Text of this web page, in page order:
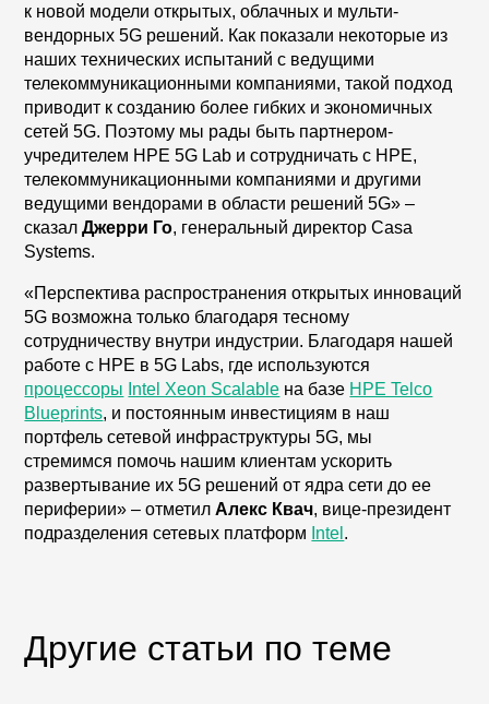
к новой модели открытых, облачных и мульти-
вендорных 5G решений. Как показали некоторые из
наших технических испытаний с ведущими
телекоммуникационными компаниями, такой подход
приводит к созданию более гибких и экономичных
сетей 5G. Поэтому мы рады быть партнером-
учредителем HPE 5G Lab и сотрудничать с HPE,
телекоммуникационными компаниями и другими
ведущими вендорами в области решений 5G» –
сказалДжерри Го, генеральный директор Casa
Systems.
«Перспектива распространения открытых инноваций
5G возможна только благодаря тесному
сотрудничеству внутри индустрии. Благодаря нашей
работе с HPE в 5G Labs, где используются
процессоры Intel Xeon Scalable на базе HPE Telco
Blueprints, и постоянным инвестициям в наш
портфель сетевой инфраструктуры 5G, мы
стремимся помочь нашим клиентам ускорить
развертывание их 5G решений от ядра сети до ее
периферии» – отметилАлекс Квач, вице-президент
подразделения сетевых платформ Intel .
Другие статьи по теме